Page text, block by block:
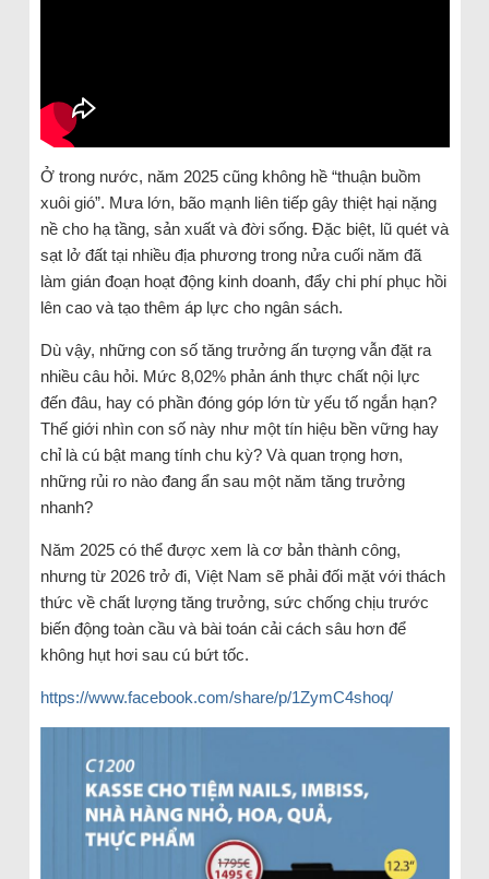
Ở trong nước, năm 2025 cũng không hề “thuận buồm
xuôi gió”. Mưa lớn, bão mạnh liên tiếp gây thiệt hại nặng
nề cho hạ tầng, sản xuất và đời sống. Đặc biệt, lũ quét và
sạt lở đất tại nhiều địa phương trong nửa cuối năm đã
làm gián đoạn hoạt động kinh doanh, đẩy chi phí phục hồi
lên cao và tạo thêm áp lực cho ngân sách.
Dù vậy, những con số tăng trưởng ấn tượng vẫn đặt ra
nhiều câu hỏi. Mức 8,02% phản ánh thực chất nội lực
đến đâu, hay có phần đóng góp lớn từ yếu tố ngắn hạn?
Thế giới nhìn con số này như một tín hiệu bền vững hay
chỉ là cú bật mang tính chu kỳ? Và quan trọng hơn,
những rủi ro nào đang ẩn sau một năm tăng trưởng
nhanh?
Năm 2025 có thể được xem là cơ bản thành công,
nhưng từ 2026 trở đi, Việt Nam sẽ phải đối mặt với thách
thức về chất lượng tăng trưởng, sức chống chịu trước
biến động toàn cầu và bài toán cải cách sâu hơn để
không hụt hơi sau cú bứt tốc.
https://www.facebook.com/share/p/1ZymC4shoq/